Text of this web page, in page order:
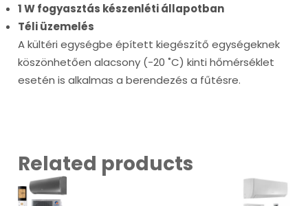
1 W fogyasztás készenléti állapotban
Téli üzemelés
A kültéri egységbe épített kiegészítő egységeknek
köszönhetően alacsony (-20 ˚C) kinti hőmérséklet
esetén is alkalmas a berendezés a fűtésre.
Related products